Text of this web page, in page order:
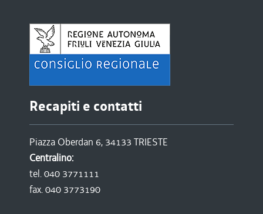
Recapiti e contatti
Piazza Oberdan 6, 34133 TRIESTE
Centralino:
tel. 040 3771111
fax. 040 3773190